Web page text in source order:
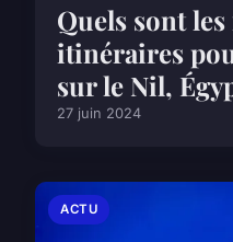
Quels sont
itinéraires
sur le Nil,
27 juin 2024
ACTU